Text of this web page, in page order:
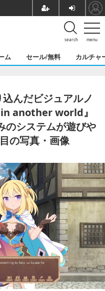
menu
search
ム セール/無料 カルチャ
んだビジュアルノ
another world』
のシステムが遊びや
の写真・画像